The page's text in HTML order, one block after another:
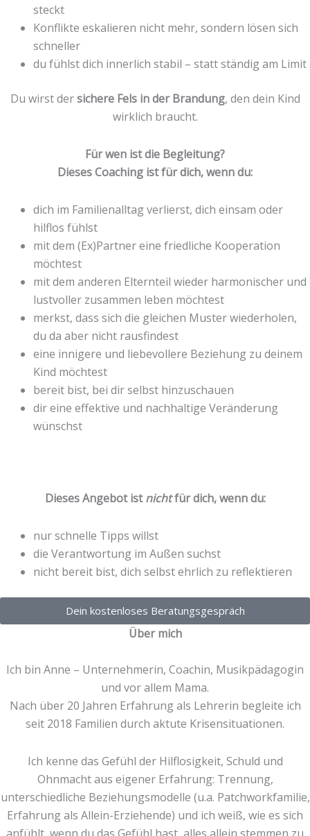
steckt
Konflikte eskalieren nicht mehr, sondern lösen sich
schneller
du fühlst dich innerlich stabil – statt ständig am Limit
Du wirst dersichere Fels in der Brandung, den dein Kind
wirklich braucht.
Für wen ist die Begleitung?
Dieses Coaching ist für dich, wenn du:
dich im Familienalltag verlierst, dich einsam oder
hilflos fühlst
mit dem (Ex)Partner eine friedliche Kooperation
möchtest
mit dem anderen Elternteil wieder harmonischer und
lustvoller zusammen leben möchtest
merkst, dass sich die gleichen Muster wiederholen,
du da aber nicht rausfindest
eine innigere und liebevollere Beziehung zu deinem
Kind möchtest
bereit bist, bei dir selbst hinzuschauen
dir eine effektive und nachhaltige Veränderung
wünschst
Dieses Angebot istnichtfür dich, wenn du:
nur schnelle Tipps willst
die Verantwortung im Außen suchst
nicht bereit bist, dich selbst ehrlich zu reflektieren
Dein kostenloses Beratungsgespräch
Über mich
Ich bin Anne – Unternehmerin, Coachin, Musikpädagogin
und vor allem Mama.
Nach über 20 Jahren Erfahrung als Lehrerin begleite ich
seit 2018 Familien durch aktute Krisensituationen.
Ich kenne das Gefühl der Hilflosigkeit, Schuld und
Ohnmacht aus eigener Erfahrung: Trennung,
unterschiedliche Beziehungsmodelle (u.a. Patchworkfamilie,
Erfahrung als Allein-Erziehende) und ich weiß, wie es sich